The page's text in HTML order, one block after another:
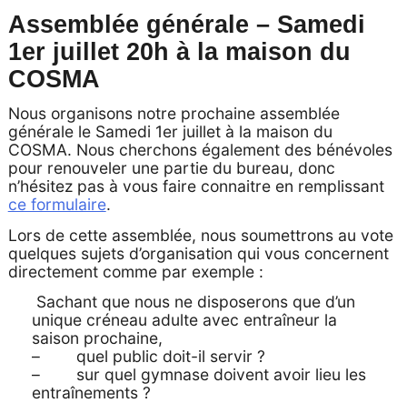
Assemblée générale – Samedi
1er juillet 20h à la maison du
COSMA
Nous organisons notre prochaine assemblée
générale le Samedi 1er juillet à la maison du
COSMA. Nous cherchons également des bénévoles
pour renouveler une partie du bureau, donc
n’hésitez pas à vous faire connaitre en remplissant
ce formulaire.
Lors de cette assemblée, nous soumettrons au vote
quelques sujets d’organisation qui vous concernent
directement comme par exemple :
Sachant que nous ne disposerons que d’un
unique créneau adulte avec entraîneur la
saison prochaine,
– quel public doit-il servir ?
– sur quel gymnase doivent avoir lieu les
entraînements ?